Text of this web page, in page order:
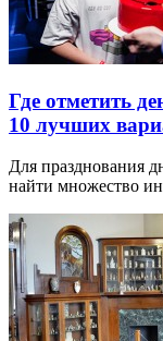
Где отметить
10 лучших
Для празднования
найти множество